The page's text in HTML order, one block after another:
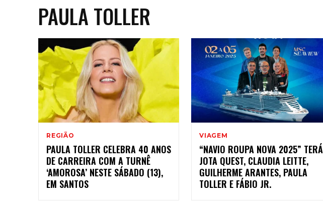
PAULA TOLLER
REGIÃO
PAULA TOLLER CELEBRA 40 ANOS
DE CARREIRA COM A TURNÊ
‘AMOROSA’ NESTE SÁBADO (13),
EM SANTOS
VIAGEM
“NAVIO ROUPA NOVA 2025” TERÁ
JOTA QUEST, CLAUDIA LEITTE,
GUILHERME ARANTES, PAULA
TOLLER E FÁBIO JR.